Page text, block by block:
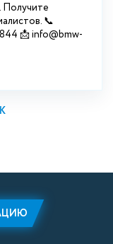
Получите
📞
📩 info@bmw-